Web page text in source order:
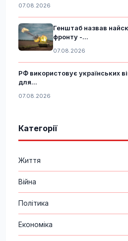
07.08.2026
Генштаб назвав
фронту -...
07.08.2026
РФ використовує українських
для...
07.08.2026
Категорії
Життя
Війна
Політика
Економіка